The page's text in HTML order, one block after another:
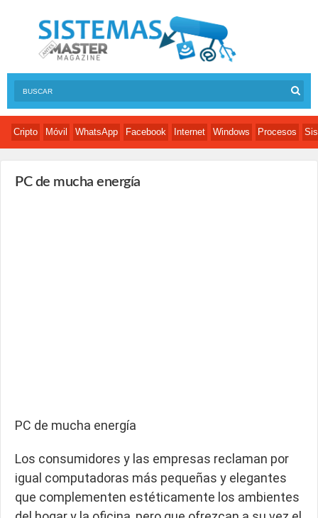
Cripto Móvil WhatsApp Facebook Internet Windows Procesos
PC de mucha energía
PC de mucha energía
Los consumidores y las empresas reclaman por
igual computadoras más pequeñas y elegantes
que complementen estéticamente los ambientes